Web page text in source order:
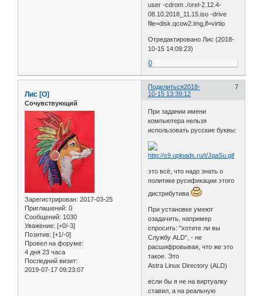
user -cdrom ./orel-2.12.4-
08.10.2018_11.15.iso -drive
file=disk.qcow2.img,if=virtio
Отредактировано Лис (2018-
10-15 14:09:23)
0
Поделиться 7
2018-
10-15 13:39:12
Лис [О]
Сочувствующий
Зарегистрирован: 2017-03-25
Приглашений: 0
Сообщений: 1030
Уважение: [+0/-3]
Позитив: [+1/-0]
Провел на форуме:
4 дня 23 часа
Последний визит:
2019-07-17 09:23:07
При задании имени
компьютера нельзя
использовать русские буквы:
это всё, что надо знать о
политике русификации этого
дистрибутива
При установке умеют
озадачить, например
спросить: "хотите ли вы
Службу ALD", - не
расшифровывая, что же это
такое. Это
Astra Linux Directory (ALD)
если бы я не на виртуалку
ставил, а на реальную